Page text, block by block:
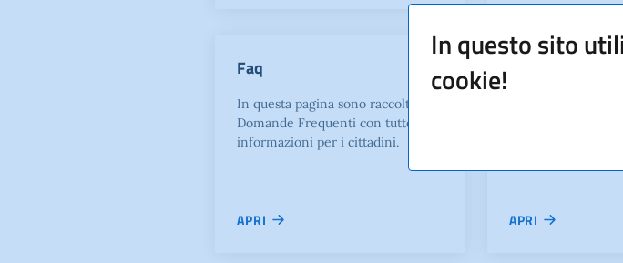
Faq
In questa pagina sono raccolte le
Domande Frequenti con tutte le
informazioni per i cittadini.
APRI APRI
In questo sito
cookie!